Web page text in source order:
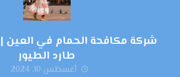
طارد الطيور
أغسطس 10, 2024